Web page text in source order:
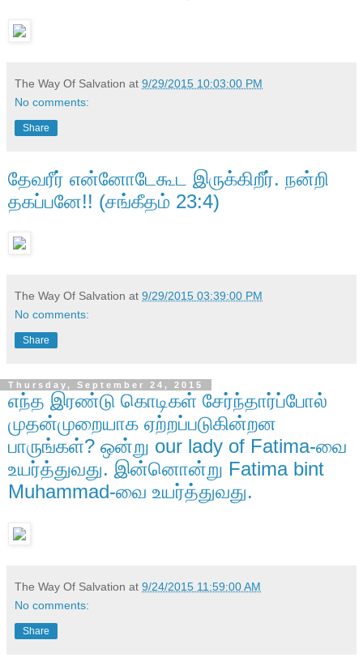
The Way Of Salvation at 9/29/2015 10:03:00 PM
No comments:
Share
தேவரீர் என்னோடேகூட இருக்கிறீர். நன்றி
தகப்பனே!! (சங்கீதம் 23:4)
The Way Of Salvation at 9/29/2015 03:39:00 PM
No comments:
Share
Thursday, September 24, 2015
எந்த இரண்டு கொடிகள் சேர்ந்தார்ப்போல்
முதன்முறையாக‌ ஏற்றப்படுகின்றன
பாருங்கள்? ஒன்று our lady of Fatima-‍வை
உயர்த்துவது. இன்னொன்று Fatima bint
Muhammad-‍வை உயர்த்துவது.
The Way Of Salvation at 9/24/2015 11:59:00 AM
No comments:
Share